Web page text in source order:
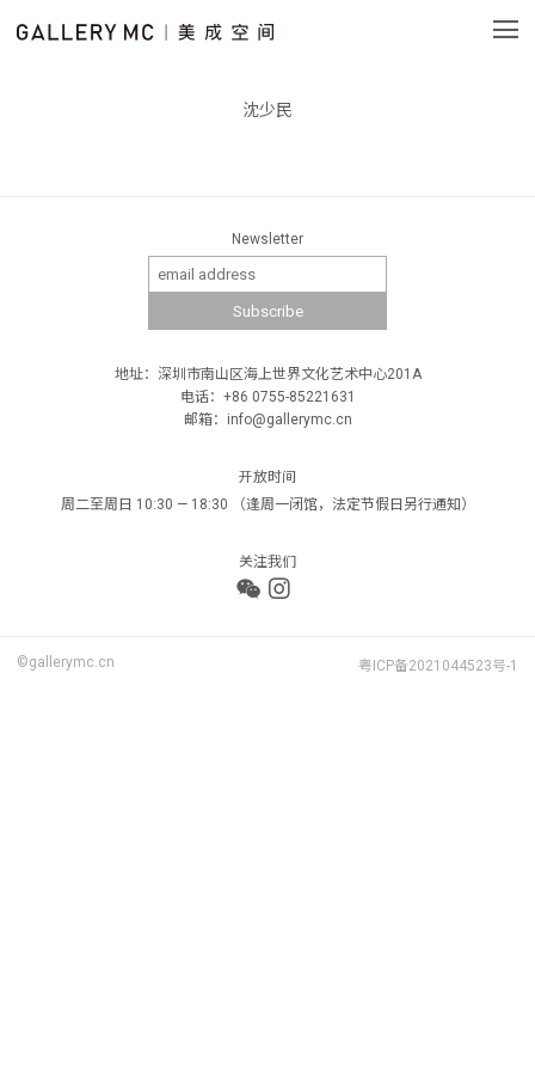
沈少民
Newsletter
地址：深圳市南山区海上世界文化艺术中心201A
电话：+86 0755-85221631
邮箱：info@gallerymc.cn
开放时间
周二至周日 10:30 — 18:30 （逢周一闭馆，法定节假日另行通知）
关注我们
©gallerymc.cn 粤ICP备2021044523号-1